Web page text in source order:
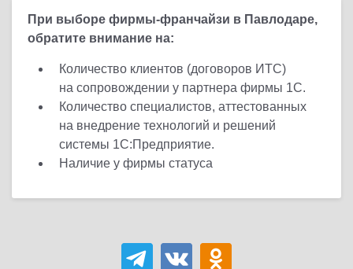
При выборе фирмы-франчайзи в Павлодаре,
обратите внимание на:
Количество клиентов (договоров ИТС)
на сопровождении у партнера фирмы 1С.
Количество специалистов, аттестованных
на внедрение технологий и решений
системы 1С:Предприятие.
Наличие у фирмы статуса